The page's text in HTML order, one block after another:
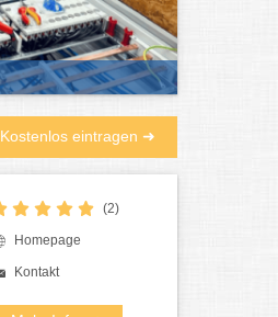
Kostenlos eintragen ➜
(2)
Homepage
Kontakt